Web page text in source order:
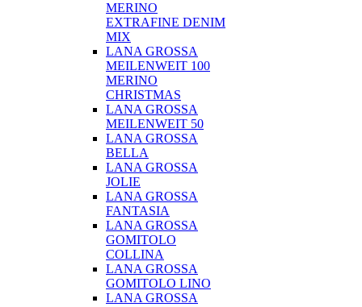
MERINO
EXTRAFINE DENIM
MIX
LANA GROSSA
MEILENWEIT 100
MERINO
CHRISTMAS
LANA GROSSA
MEILENWEIT 50
LANA GROSSA
BELLA
LANA GROSSA
JOLIE
LANA GROSSA
FANTASIA
LANA GROSSA
GOMITOLO
COLLINA
LANA GROSSA
GOMITOLO LINO
LANA GROSSA